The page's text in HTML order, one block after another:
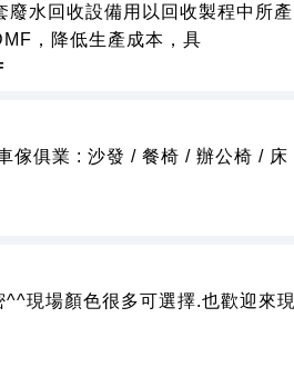
水回收設備用以回收製程中所產
，降低生產成本，具
傢俱業 : 沙發 / 餐椅 / 辦公椅 / 床
現場顏色很多可選擇.也歡迎來現